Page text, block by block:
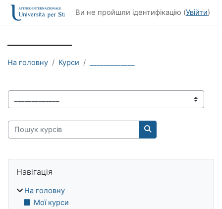
Перейти до головного вмісту
Ви не пройшли ідентифікацію (Увійти)
На головну Курси
Категорії курсів
Пошук курсів
Пошук курсів
Блоки
Навігація
На головну
Мої курси